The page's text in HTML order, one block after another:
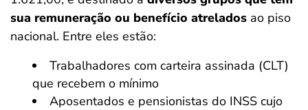
sua remuneração ou benefício atrelados ao piso
nacional. Entre eles estão:
Trabalhadores com carteira assinada (CLT)
que recebem o mínimo
Aposentados e pensionistas do INSS cujo